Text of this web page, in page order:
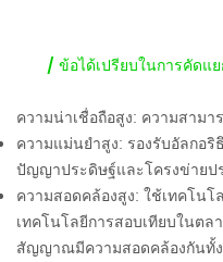
/ข้อได้เปรียบในการคัดแ
ความน่าเชื่อถือสูง: ความสาม
ความแม่นยำสูง: รองรับอัลกอ
ปัญญาประดิษฐ์และโครงข่ายป
ความสอดคล้องสูง: ใช้เทคโน
เทคโนโลยีการสอบเทียบในตล
สัญญาณมีความสอดคล้องกันทั้